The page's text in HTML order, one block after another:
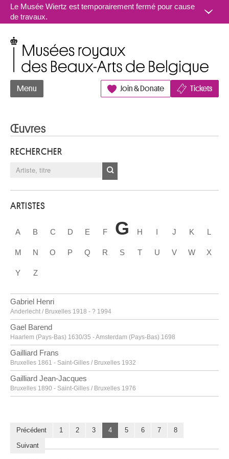
Aller au contenu
Le Musée Wiertz est temporairement fermé pour cause
de travaux.
Menu Join & Donate Tickets
Œuvres
RECHERCHER
ARTISTES
A B C D E F G H I J K L
M N O P Q R S T U V W X
Y Z
Gabriel Henri
Anderlecht / Bruxelles 1918 - ? 1994
Gael Barend
Haarlem (Pays-Bas) 1630/35 - Amsterdam (Pays-Bas) 1698
Gailliard Frans
Bruxelles 1861 - Saint-Gilles / Bruxelles 1932
Gailliard Jean-Jacques
Bruxelles 1890 - Saint-Gilles / Bruxelles 1976
Gallé Émile [LOANed Artworks]
Nancy, Lorraine (France) 1846 - 1904
Précédent 1 2 3 4 5 6 7
8
Suivant